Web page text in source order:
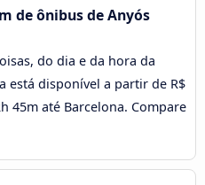
de ônibus de Anyós
do dia e da hora da
está disponível a partir de R$
45m até Barcelona. Compare